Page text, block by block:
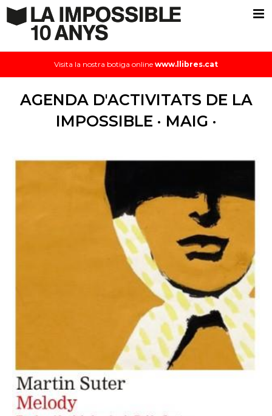
Visita la nostra botiga online www.llibres.cat
AGENDA D'ACTIVITATS DE LA
IMPOSSIBLE · MAIG ·